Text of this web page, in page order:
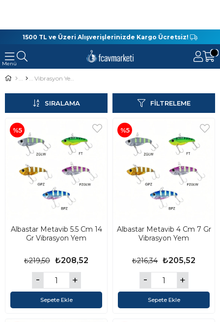
1500 TL ve Üzeri Alışverişlerinizde Kargo Ücretsiz!
Vibrasyon Yemler
FILTRELEME
SIRALAMA
Albastar Metavib 5.5 Cm 14
Gr Vibrasyon Yem
₺208,52
₺219,50
Sepete Ekle
%5
Albastar Metavib 4 Cm 7 Gr
Vibrasyon Yem
₺205,52
₺216,34
Sepete Ekle
%5